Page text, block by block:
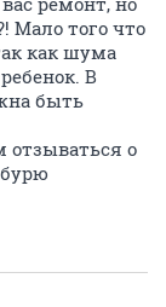
Мало того что
как шума
В
быть
отзываться о